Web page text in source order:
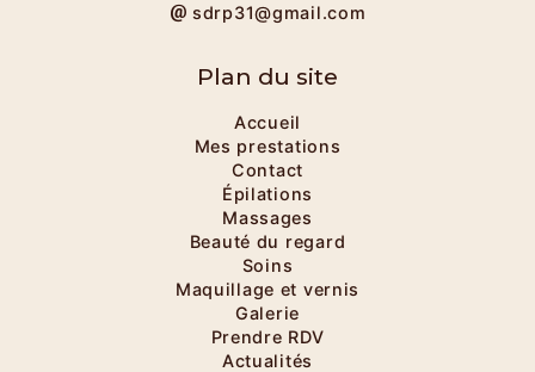
sdrp31@gmail.com
Plan du site
Accueil
Mes prestations
Contact
Épilations
Massages
Beauté du regard
Soins
Maquillage et vernis
Galerie
Prendre RDV
Actualités